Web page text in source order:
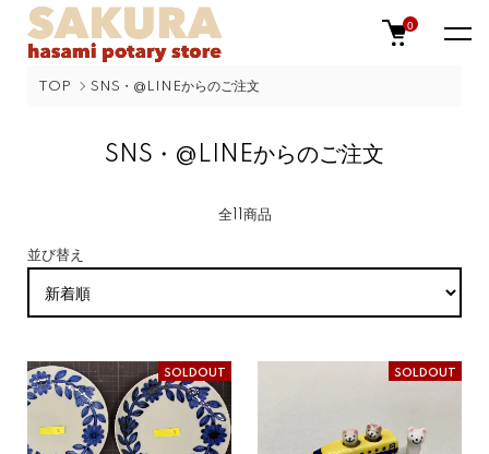
0
TOP SNS・@LINEからのご注文
SNS・@LINEからのご注文
全11商品
並び替え
SOLDOUT SOLDOUT